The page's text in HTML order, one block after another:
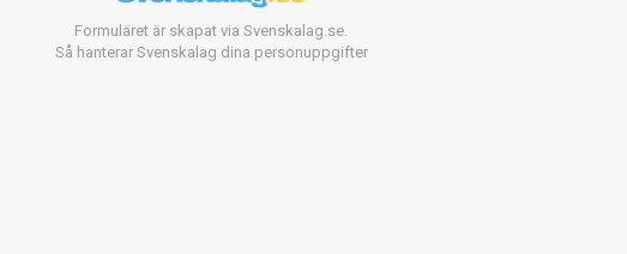
Formuläret är skapat via Svenskalag.se.
Så hanterar Svenskalag dina personuppgifter